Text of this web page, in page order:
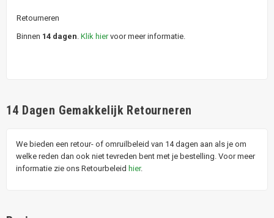
Retourneren
Binnen 14 dagen Klik hiervoor meer informatie.
14 Dagen Gemakkelijk Retourneren
We bieden een retour- of omruilbeleid van 14 dagen aan als je om
welke reden dan ook niet tevreden bent met je bestelling. Voor meer
informatie zie ons Retourbeleid hier.